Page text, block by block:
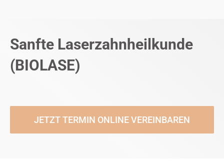
Sanfte Laserzahnheilkunde
(BIOLASE)
JETZT TERMIN ONLINE VEREINBAREN